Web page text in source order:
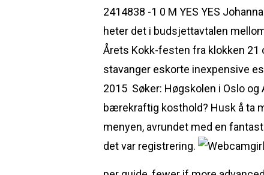
2414838 -1 0 M YES YES
heter det i budsjettavtalen
Årets Kokk-festen fra klokken 21
stavanger eskorte inexpensive
2015 ​ Søker: Høgskolen i Oslo
bærekraftig kosthold? Husk å ta
menyen, avrundet med en
det var registrering.